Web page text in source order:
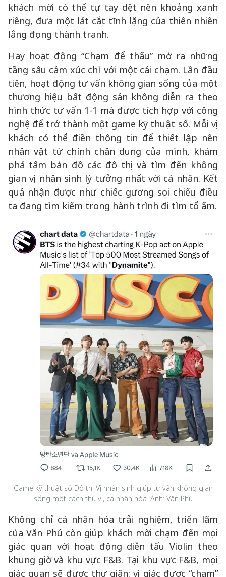
khách mời có thể tự tay dệt nên khoảng xanh
riêng, đưa một lát cắt tĩnh lặng của thiên nhiên
lắng đọng thành tranh.
Hay hoạt động “Chạm để thấu” mở ra những
tầng sâu cảm xúc chỉ với một cái chạm. Lần đầu
tiên, hoạt động tư vấn không gian sống của một
thương hiệu bất động sản không diễn ra theo
hình thức tư vấn 1-1 mà được tích hợp với công
nghệ để trở thành một game kỹ thuật số. Mỗi vị
khách có thể điền thông tin để thiết lập nên
nhân vật từ chính chân dung của mình, khám
phá tấm bản đồ các đô thị và tìm đến không
gian vị nhân sinh lý tưởng nhất với cá nhân. Kết
quả nhận được như chiếc gương soi chiếu điều
ta đang tìm kiếm trong hành trình đi tìm tổ ấm.
Game kỹ thuật số Đô thị Vị nhân sinh giúp tư vấn không gian
sống một cách thú vị, cá nhân hóa. Ảnh: Văn Phú
Không chỉ cá nhân hóa trải nghiệm, triển lãm
của Văn Phú còn giúp khách mời chạm đến mọi
giác quan với hoạt động diễn tấu Violin theo
khung giờ và khu vực F&B. Tại khu vực F&B, mọi
giác quan sẽ được thư giãn: vị giác được “chạm”